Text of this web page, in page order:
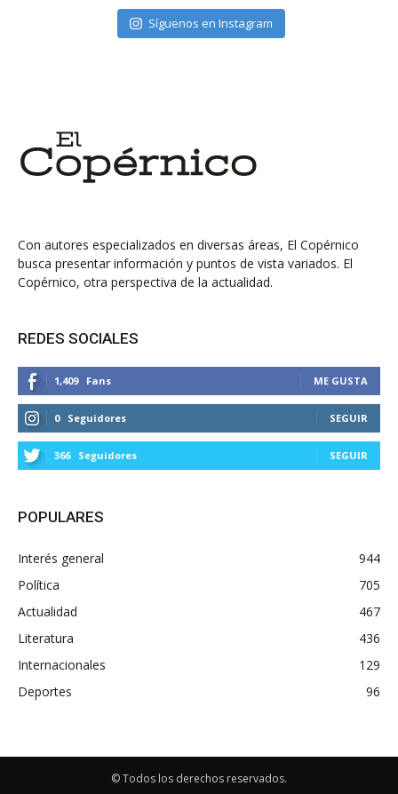
Síguenos en Instagram
Con autores especializados en diversas áreas, El Copérnico
busca presentar información y puntos de vista variados. El
Copérnico, otra perspectiva de la actualidad.
REDES SOCIALES
1,409 Fans ME GUSTA
0 Seguidores SEGUIR
366 Seguidores SEGUIR
POPULARES
Interés general
944
Política
705
Actualidad
467
Literatura
436
Internacionales
129
Deportes
96
© Todos los derechos reservados.